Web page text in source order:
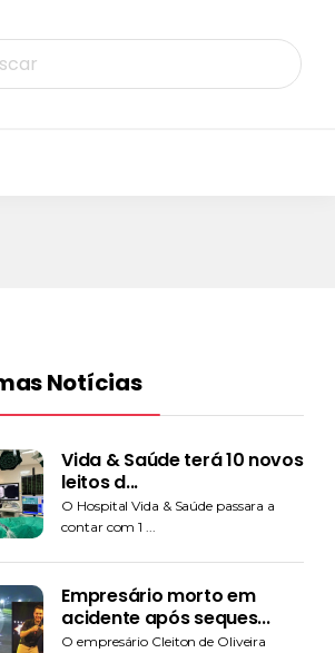
Notícias
Vida & Saúde terá 10 novos
leitos d...
O Hospital Vida & Saúde passara a
contar com 1 ...
Empresário morto em
acidente após seques...
O empresário Cleiton de Oliveira